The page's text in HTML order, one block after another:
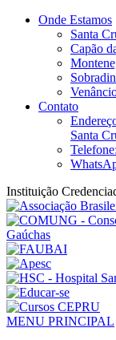
Onde Estamos
Santa
Capão
Contato
Santa
Instituição
MENU PRINCIPAL